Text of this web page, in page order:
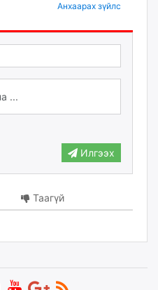
Анхаарах зүйлс
Илгээх
Таагүй